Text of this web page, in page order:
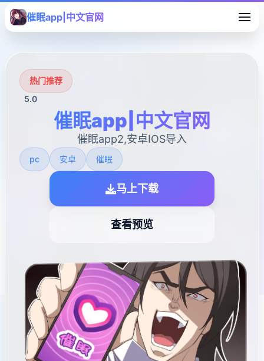
催眠app|中文官网
热门推荐
5.0
催眠app|中文官网
催眠app2,安卓IOS导入
pc 安卓 催眠
马上下载
查看预览